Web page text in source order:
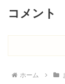
コメント
ホーム